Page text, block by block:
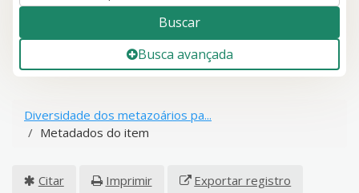
Buscar
Busca avançada
Diversidade dos metazoários pa...
Metadados do item
Citar Imprimir Exportar registro